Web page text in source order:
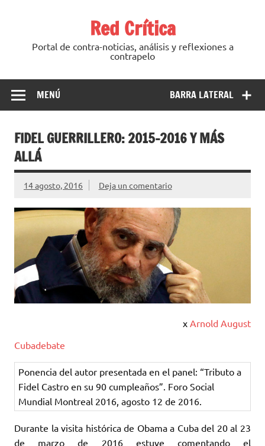
Red Crítica
Portal de contra-noticias, análisis y reflexiones a
contrapelo
BARRA LATERAL
MENÚ
FIDEL GUERRILLERO: 2015-2016 Y MÁS
ALLÁ
14 agosto, 2016 Deja un comentario
x Arnold August
Cubadebate
Ponencia del autor presentada en el panel: “Tributo a
Fidel Castro en su 90 cumpleaños”. Foro Social
Mundial Montreal 2016, agosto 12 de 2016.
Durante la visita histórica de Obama a Cuba del 20 al 23
de marzo de 2016 estuve comentando el